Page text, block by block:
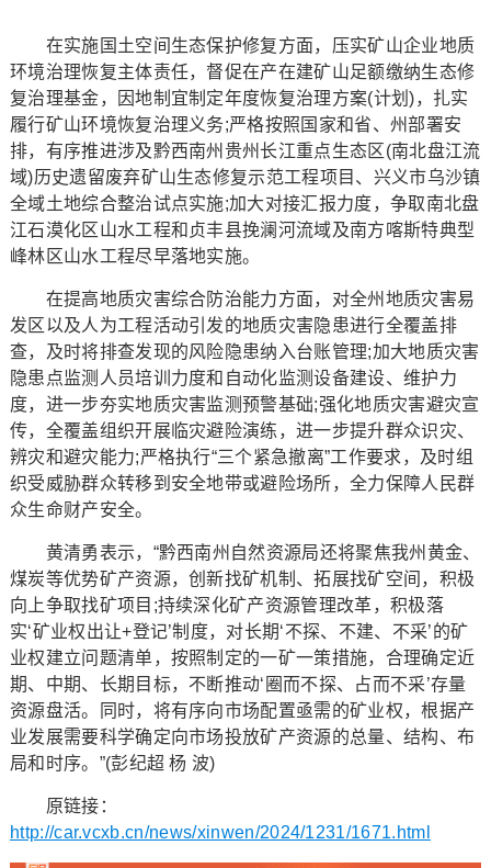
在实施国土空间生态保护修复方面，压实矿山企业地质
环境治理恢复主体责任，督促在产在建矿山足额缴纳生态修
复治理基金，因地制宜制定年度恢复治理方案(计划)，扎实
履行矿山环境恢复治理义务;严格按照国家和省、州部署安
排，有序推进涉及黔西南州贵州长江重点生态区(南北盘江流
域)历史遗留废弃矿山生态修复示范工程项目、兴义市乌沙镇
全域土地综合整治试点实施;加大对接汇报力度，争取南北盘
江石漠化区山水工程和贞丰县挽澜河流域及南方喀斯特典型
峰林区山水工程尽早落地实施。
在提高地质灾害综合防治能力方面，对全州地质灾害易
发区以及人为工程活动引发的地质灾害隐患进行全覆盖排
查，及时将排查发现的风险隐患纳入台账管理;加大地质灾害
隐患点监测人员培训力度和自动化监测设备建设、维护力
度，进一步夯实地质灾害监测预警基础;强化地质灾害避灾宣
传，全覆盖组织开展临灾避险演练，进一步提升群众识灾、
辨灾和避灾能力;严格执行“三个紧急撤离”工作要求，及时组
织受威胁群众转移到安全地带或避险场所，全力保障人民群
众生命财产安全。
黄清勇表示，“黔西南州自然资源局还将聚焦我州黄金、
煤炭等优势矿产资源，创新找矿机制、拓展找矿空间，积极
向上争取找矿项目;持续深化矿产资源管理改革，积极落
实‘矿业权出让+登记’制度，对长期‘不探、不建、不采’的矿
业权建立问题清单，按照制定的一矿一策措施，合理确定近
期、中期、长期目标，不断推动‘圈而不探、占而不采’存量
资源盘活。同时，将有序向市场配置亟需的矿业权，根据产
业发展需要科学确定向市场投放矿产资源的总量、结构、布
局和时序。”(彭纪超 杨 波)
原链接：
http://car.vcxb.cn/news/xinwen/2024/1231/1671.html